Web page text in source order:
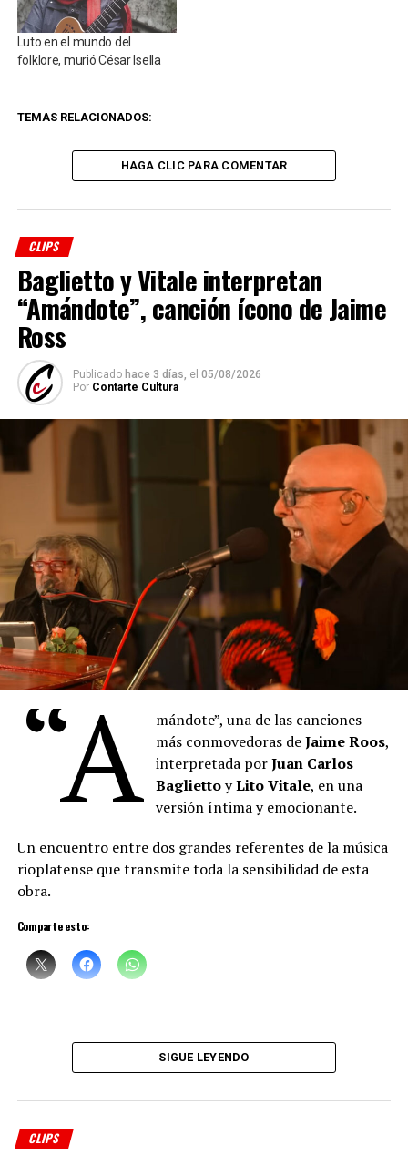
Luto en el mundo del
folklore, murió César Isella
TEMAS RELACIONADOS:
HAGA CLIC PARA COMENTAR
CLIPS
Baglietto y Vitale interpretan
“Amándote”, canción ícono de Jaime
Ross
Publicado hace 3 días, el 05/08/2026
Por Contarte Cultura
“A
mándote”, una de las canciones
más conmovedoras deJaime Roos,
interpretada porJuan Carlos
BagliettoyLito Vitale, en una
versión íntima y emocionante.
Un encuentro entre dos grandes referentes de la música
rioplatense que transmite toda la sensibilidad de esta
obra.
Comparte esto:
SIGUE LEYENDO
CLIPS